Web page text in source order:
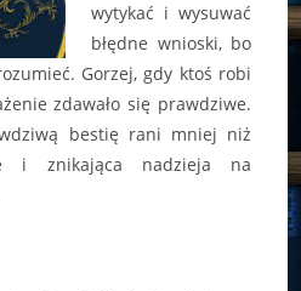
wytykać i wysuwać
błędne wnioski, bo
Gorzej, gdy ktoś robi
zdawało się prawdziwe.
bestię rani mniej niż
i znikająca nadzieja na